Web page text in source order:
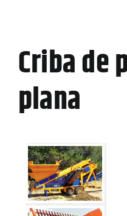
MAQUINARIA DE
NOTICIAS
CONTACTO
Criba de
plana